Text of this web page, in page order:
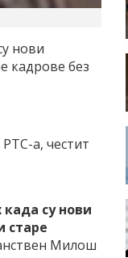
нови
кадрове без
а, честит
су нови
старе
Милош